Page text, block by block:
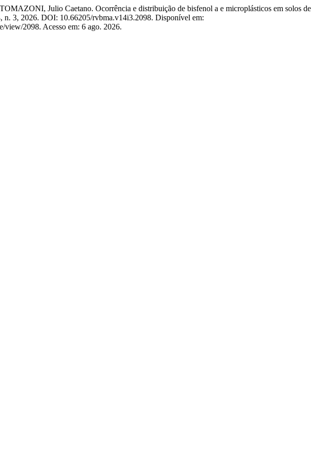
Julio Caetano. Ocorrência e distribuição de bisfenol a e microplásticos em solos de
n. 3, 2026. DOI: 10.66205/rvbma.v14i3.2098. Disponível em:
2098. Acesso em: 6 ago. 2026.